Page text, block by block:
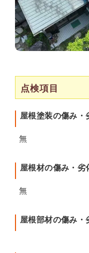
点検項目
屋根塗装の傷み・
無
屋根材の傷み・劣
無
屋根部材の傷み・